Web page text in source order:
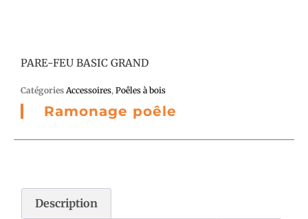
PARE-FEU BASIC GRAND
Catégories Accessoires, Poêles à bois
Ramonage poêle
Description